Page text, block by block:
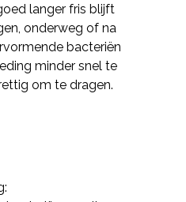
langer fris blijft
onderweg of na
bacteriën
minder snel te
om te dragen.